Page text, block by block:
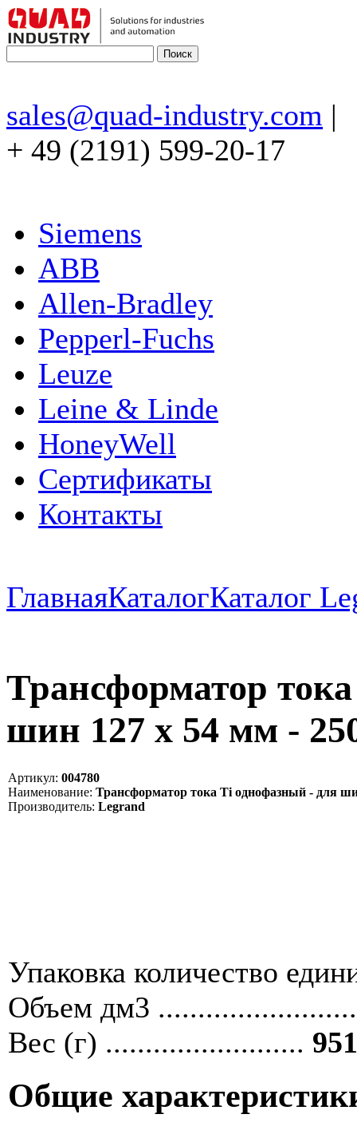
sales@quad-industry.com |
+ 49 (2191) 599-20-17
Siemens
ABB
Allen-Bradley
Pepperl-Fuchs
Leuze
Leine & Linde
HoneyWell
Сертификаты
Контакты
ГлавнаяКаталогКаталог
Трансформатор
шин 127 x 54 мм -
Артикул: 004780
Наименование: Трансформатор тока Ti однофазный - для
Производитель: Legrand
Упаковка количество
Объем дм3
Вес (г) .........................
Общие